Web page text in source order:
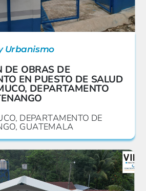
Urbanismo
DE OBRAS DE
EN PUESTO DE SALUD
DEPARTAMENTO
DEPARTAMENTO DE
GUATEMALA